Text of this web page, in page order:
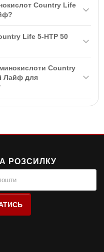
прийому рекомендується
якщо ви вагітні,
Country Life
з інгібіторами
використанням
Life 5-HTP 50
якщо упаковка
Country
Лайф для
РОЗСИЛКУ